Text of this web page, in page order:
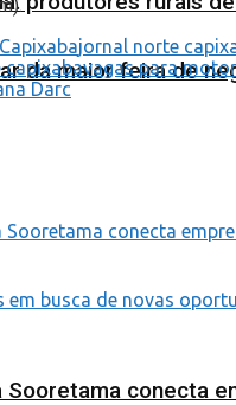
da maior feira de
Sooretama conecta
jornal norte
capixabavagas para
Darc